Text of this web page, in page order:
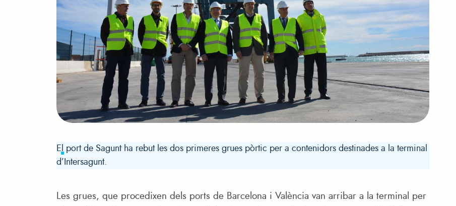
El port de Sagunt ha rebut les dos primeres grues pòrtic per a contenidors destinades a la terminal
d’Intersagunt.
Les grues, que procedixen dels ports de Barcelona i València van arribar a la terminal per